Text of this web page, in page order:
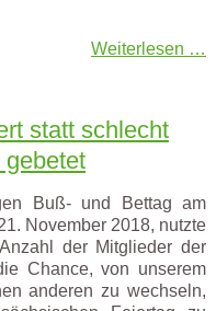
Weiterlesen …
statt schlecht
gebetet
Buß- und Bettag am
November 2018, nutzte
der Mitglieder der
Chance, von unserem
anderen zu wechseln,